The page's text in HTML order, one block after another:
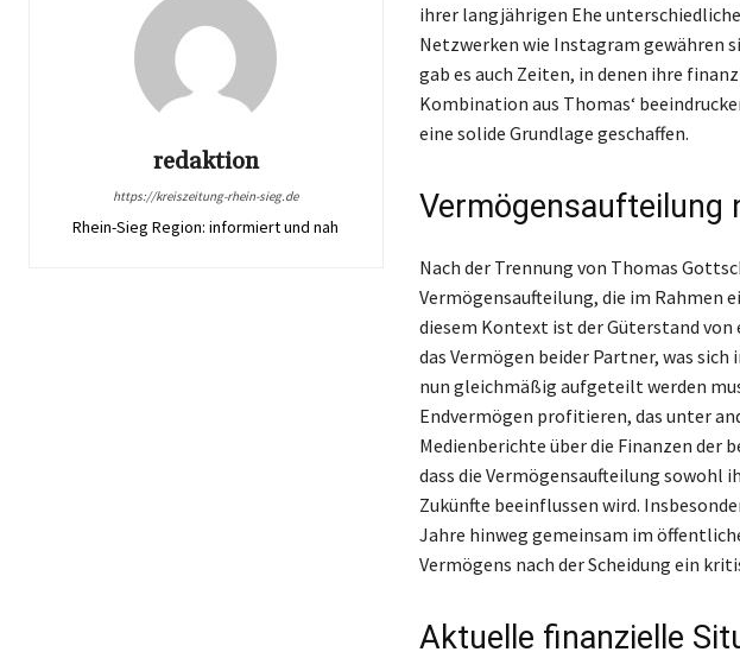
redaktion
https://kreiszeitung-rhein-sieg.de
Rhein-Sieg Region: informiert und nah
ihrer langjährigen Ehe
Netzwerken wie Instagram gewähren
gab es auch Zeiten, in denen ihre
Kombination aus Thomas‘
eine solide Grundlage geschaffen.
Vermögensaufteilung
Nach der Trennung von Thomas
Vermögensaufteilung, die im Rahmen
diesem Kontext ist der Güterstand von
das Vermögen beider Partner, was
nun gleichmäßig aufgeteilt werden
Endvermögen profitieren, das unter
Medienberichte über die Finanzen der
dass die Vermögensaufteilung sowohl
Zukünfte beeinflussen wird.
Jahre hinweg gemeinsam im
Vermögens nach der Scheidung ein
Aktuelle finanzielle